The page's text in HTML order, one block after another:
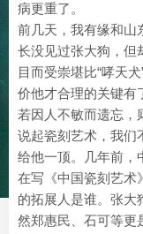
病更重了。
前几天，我有缘和山
长没见过张大狗，但
目而受崇堪比“哮天
价他才合理的关键
若因人不敏而遗忘，
说起瓷刻艺术，我们
给他一顶。几年前，
在写《中国瓷刻艺术
的拓展人是谁。张
然郑惠民、石可等更